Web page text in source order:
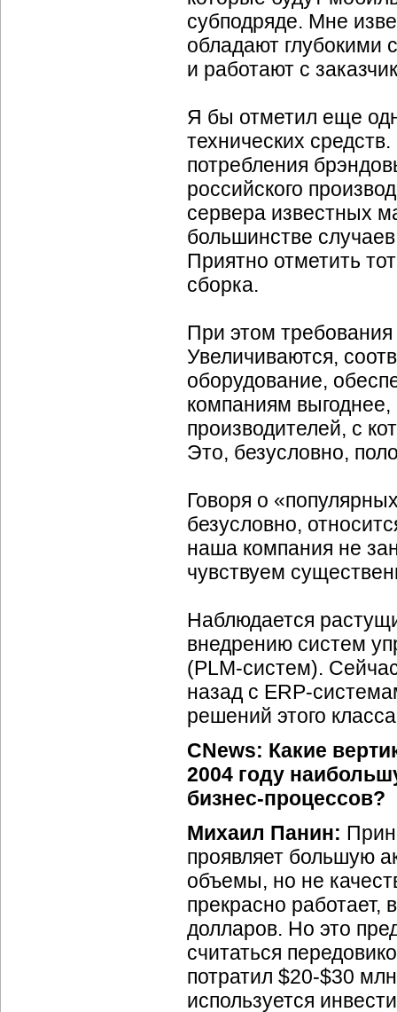
субподряде. Мне
обладают глубокими
и работают с
Я бы отметил еще
технических
потребления
российского
сервера известных
большинстве
Приятно отметить
сборка.
При этом
Увеличиваются,
оборудование,
компаниям
производителей, с
Это, безусловно,
Говоря о
безусловно,
наша компания не
чувствуем
Наблюдается
внедрению систем
(PLM-систем).
назад с ERP-
решений этого
CNews: Какие
2004 году
бизнес-процессов?
Михаил Панин:
проявляет большую
объемы, но не
прекрасно
долларов. Но это
считаться
потратил $20-$30
используется